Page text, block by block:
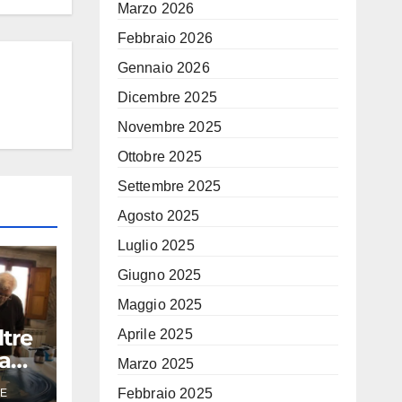
Marzo 2026
Febbraio 2026
Gennaio 2026
Dicembre 2025
Novembre 2025
Ottobre 2025
Settembre 2025
Agosto 2025
Luglio 2025
Giugno 2025
Maggio 2025
Aprile 2025
Marzo 2025
Febbraio 2025